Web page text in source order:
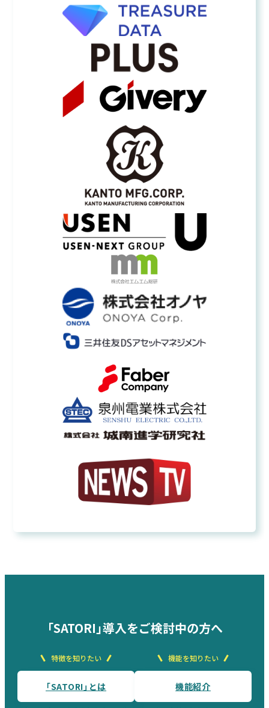
「SATORI」導入をご検討中の方へ
特徴を知りたい
「SATORI」とは
機能を知りたい
機能紹介